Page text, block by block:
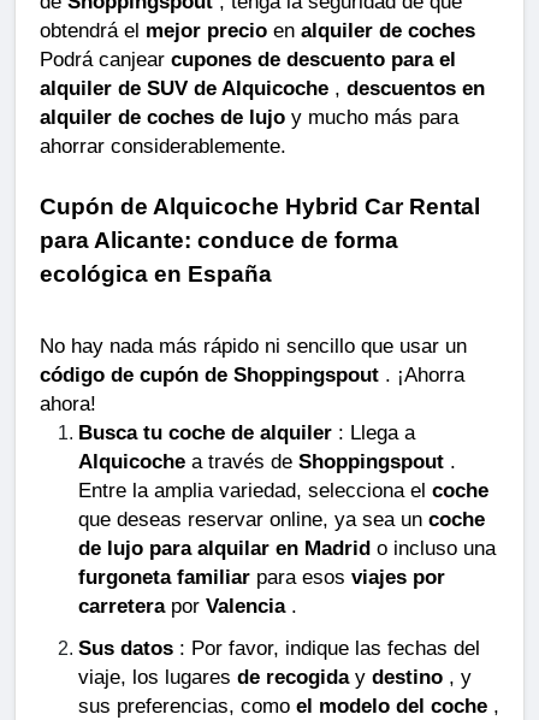
obtendrá el mejor precio en alquiler de coches
Podrá canjear cupones de descuento para el
alquiler de SUV de Alquicoche , descuentos en
alquiler de coches de lujo y mucho más para
ahorrar considerablemente.
Cupón de Alquicoche Hybrid Car Rental
para Alicante: conduce de forma
ecológica en España
No hay nada más rápido ni sencillo que usar un
código de cupón de Shoppingspout . ¡Ahorra
ahora!
Busca tu coche de alquiler : Llega a
Alquicoche a través de Shoppingspout .
Entre la amplia variedad, selecciona el coche
que deseas reservar online, ya sea un coche
de lujo para alquilar en Madrid o incluso una
furgoneta familiar para esos viajes por
carreterapor Valencia.
Sus datos : Por favor, indique las fechas del
viaje, los lugares de recogiday destino , y
sus preferencias, como el modelo del coche ,